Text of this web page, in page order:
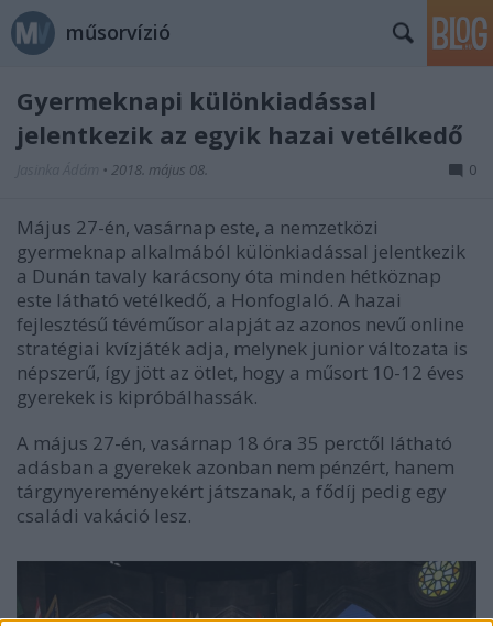
műsorvízió
Gyermeknapi különkiadással
jelentkezik az egyik hazai vetélkedő
• 2018. május 08. 0
Május 27-én, vasárnap este, a nemzetközi
gyermeknap alkalmából különkiadással jelentkezik
a Dunán tavaly karácsony óta minden hétköznap
este látható vetélkedő, a Honfoglaló. A hazai
fejlesztésű tévéműsor alapját az azonos nevű online
stratégiai kvízjáték adja, melynek junior változata is
népszerű, így jött az ötlet, hogy a műsort 10-12 éves
gyerekek is kipróbálhassák.
A május 27-én, vasárnap 18 óra 35 perctől látható
adásban a gyerekek azonban nem pénzért, hanem
tárgynyereményekért játszanak, a fődíj pedig egy
családi vakáció lesz.